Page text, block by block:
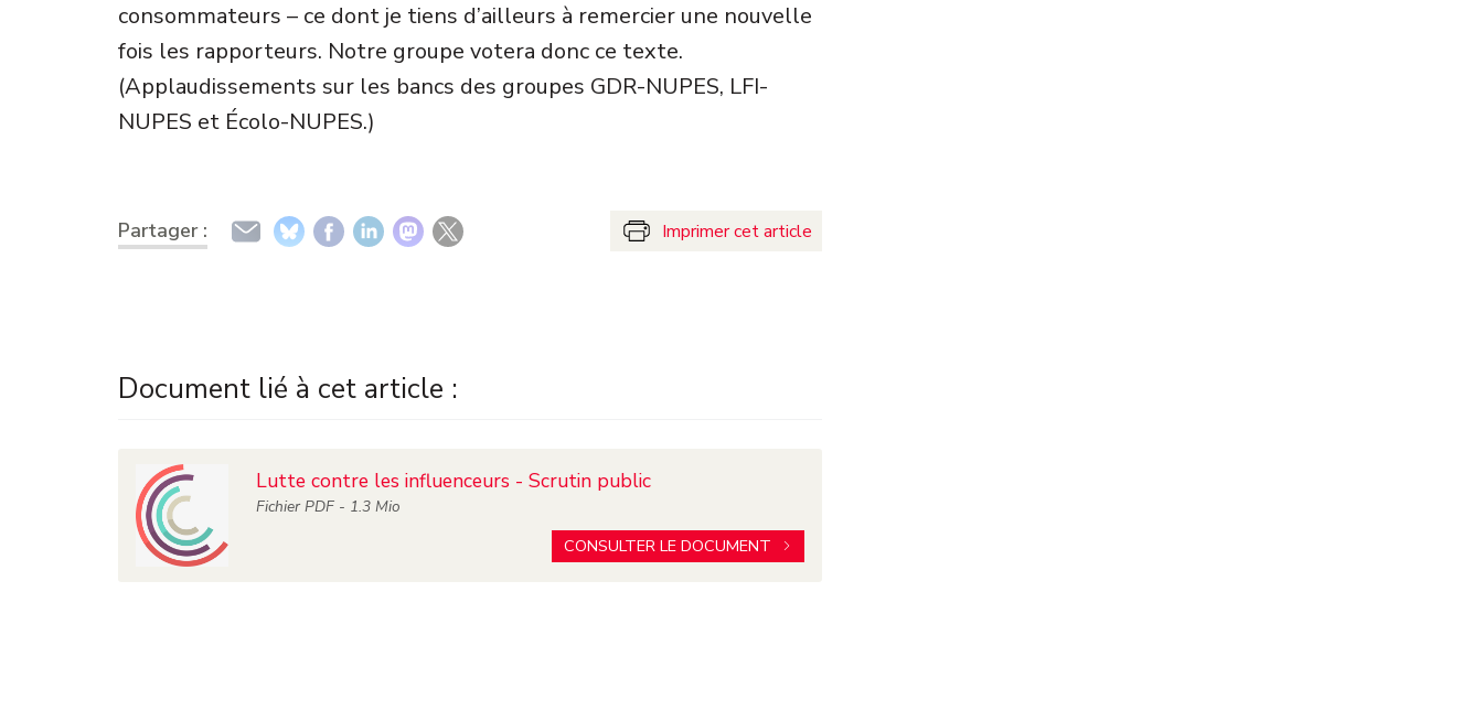
consommateurs – ce dont je tiens d’ailleurs à remercier une nouvelle
fois les rapporteurs. Notre groupe votera donc ce texte.
(Applaudissements sur les bancs des groupes GDR-NUPES, LFI-
NUPES et Écolo-NUPES.)
Partager : Imprimer cet article
Document lié à cet article :
Lutte contre les influenceurs - Scrutin public
FichierPDF - 1.3 Mio
CONSULTER LE DOCUMENT